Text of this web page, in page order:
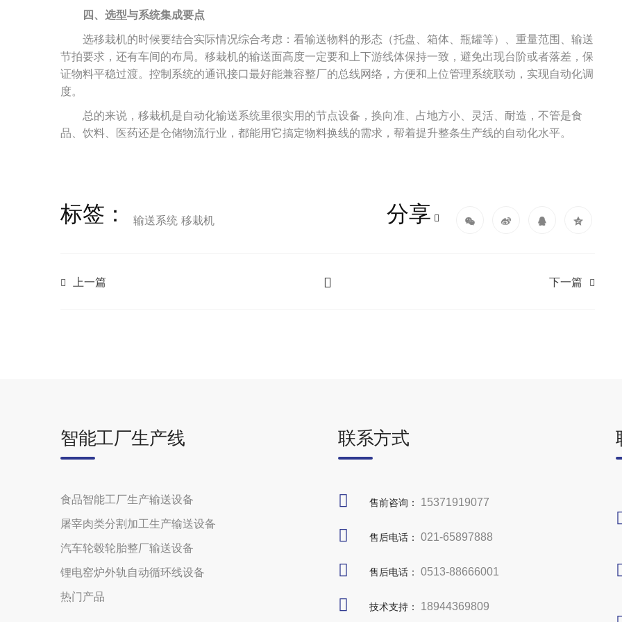
四、选型与系统集成要点
选移栽机的时候要结合实际情况综合考虑：看输送物料的形态（托盘、箱体、瓶罐等）、重量范围、输送
节拍要求，还有车间的布局。移栽机的输送面高度一定要和上下游线体保持一致，避免出现台阶或者落差，保
证物料平稳过渡。控制系统的通讯接口最好能兼容整厂的总线网络，方便和上位管理系统联动，实现自动化调
度。
总的来说，移栽机是自动化输送系统里很实用的节点设备，换向准、占地方小、灵活、耐造，不管是食
品、饮料、医药还是仓储物流行业，都能用它搞定物料换线的需求，帮着提升整条生产线的自动化水平。
标签： 输送系统 移栽机 分享
上一篇 下一篇
智能工厂生产线
食品智能工厂生产输送设备
屠宰肉类分割加工生产输送设备
汽车轮毂轮胎整厂输送设备
锂电窑炉外轨自动循环线设备
热门产品
联系方式
售前咨询： 15371919077
售后电话： 021-65897888
售后电话： 0513-88666001
技术支持： 18944369809